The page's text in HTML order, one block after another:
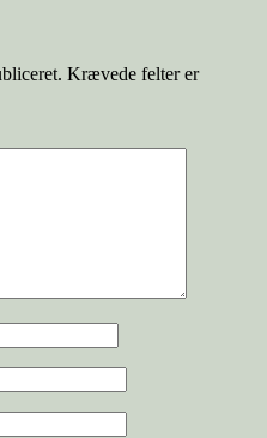
Krævede felter er